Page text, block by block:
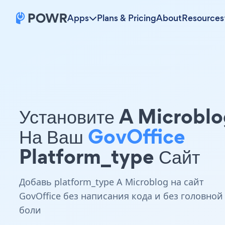
Apps Plans & PricingAboutResources
Установите A
На Ваш GovOffice
Platform_type Сайт
Добавь platform_type A Microblog на сайт
GovOffice без написания кода и без головной
боли